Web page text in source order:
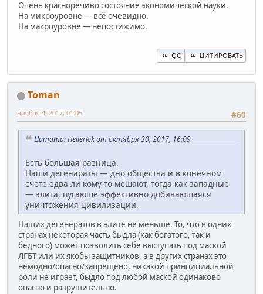
Очень красноречиво состояние экономической науки.
На микроуровне — всё очевидно.
На макроуровне — непостижимо.
QQ ЦИТИРОВАТЬ
Toman
#60
ноября 4, 2017, 01:05
Цитата: Hellerick от октября 30, 2017, 16:09
Есть большая разница.
Наши дегенараты — дно общества и в конечном
счете едва ли кому-то мешают, тогда как западные
— элита, пугающе эффективно добивающаяся
уничтожения цивилизации.
Наших дегенератов в элите не меньше. То, что в одних
странах некоторая часть быдла (как богатого, так и
бедного) может позволить себе выступать под маской
ЛГБТ или их якобы защитников, а в других странах это
немодно/опасно/запрещено, никакой принципиальной
роли не играет, быдло под любой маской одинаково
опасно и разрушительно.